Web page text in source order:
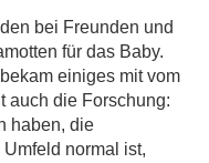
bei Freunden und
für das Baby.
einiges mit vom
auch die Forschung:
haben, die
normal ist,